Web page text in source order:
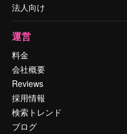
法人向け
運営
料金
会社概要
Reviews
採用情報
検索トレンド
ブログ